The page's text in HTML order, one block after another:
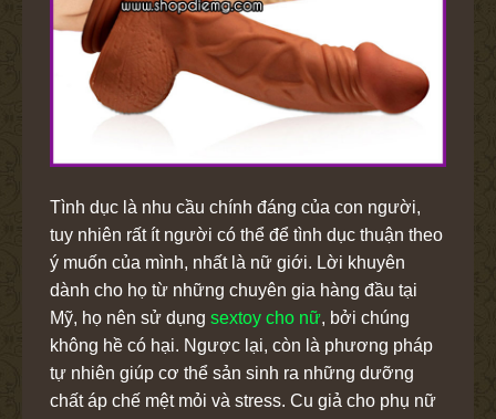
Tình dục là nhu cầu chính đáng của con người,
tuy nhiên rất ít người có thể để tình dục thuận theo
ý muốn của mình, nhất là nữ giới. Lời khuyên
dành cho họ từ những chuyên gia hàng đầu tại
Mỹ, họ nên sử dụng sextoy cho nữ, bởi chúng
không hề có hại. Ngược lại, còn là phương pháp
tự nhiên giúp cơ thể sản sinh ra những dưỡng
chất áp chế mệt mỏi và stress. Cu giả cho phụ nữ